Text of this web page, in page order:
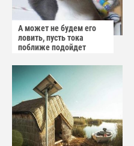
А может не будем его
ловить, пусть тока
поближе подойдет